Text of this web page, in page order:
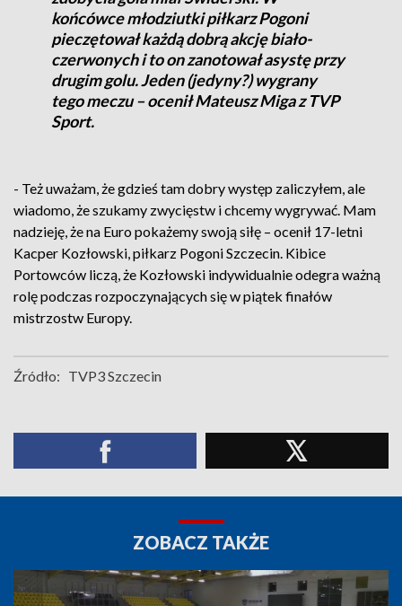
końcówce młodziutki piłkarz Pogoni
pieczętował każdą dobrą akcję biało-
czerwonych i to on zanotował asystę przy
drugim golu. Jeden (jedyny?) wygrany
tego meczu – ocenił Mateusz Miga z TVP
Sport.
- Też uważam, że gdzieś tam dobry występ zaliczyłem, ale
wiadomo, że szukamy zwycięstw i chcemy wygrywać. Mam
nadzieję, że na Euro pokażemy swoją siłę – ocenił 17-letni
Kacper Kozłowski, piłkarz Pogoni Szczecin. Kibice
Portowców liczą, że Kozłowski indywidualnie odegra ważną
rolę podczas rozpoczynających się w piątek finałów
mistrzostw Europy.
Źródło: TVP3 Szczecin
ZOBACZ TAKŻE